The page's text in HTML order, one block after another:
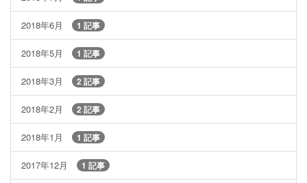
2018年6月 1 記事
2018年5月 1 記事
2018年3月 2 記事
2018年2月 2 記事
2018年1月 1 記事
2017年12月 1 記事